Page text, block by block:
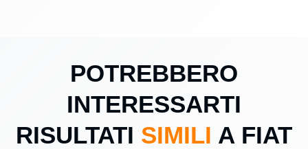
POTREBBERO
INTERESSARTI
RISULTATI SIMILI A FIAT